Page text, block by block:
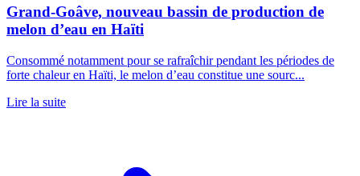
Grand-Goâve, nouveau bassin de production de
melon d’eau en Haïti
Consommé notamment pour se rafraîchir pendant les périodes de
forte chaleur en Haïti, le melon d’eau constitue une sourc...
Lire la suite